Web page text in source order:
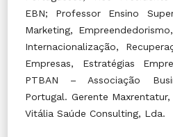
EBN; Professor Ensino
Marketing,
Internacionalização,
Empresas, Estratégias
PTBAN – Associação
Portugal. Gerente
Vitália Saúde Consulting, Lda.